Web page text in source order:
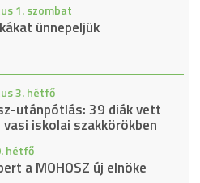
1. szombat
ünnepeljük
3. hétfő
utánpótlás: 39 diák vett
iskolai szakkörökben
hétfő
a MOHOSZ új elnöke